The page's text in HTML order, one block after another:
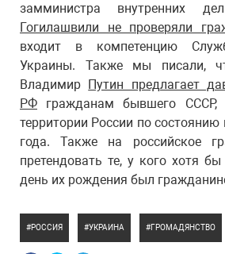
замминистра внутренних
Гогилашвили не проверяли
входит в компетенцию
Украины. Также мы писали,
Владимир Путин предлагает
РФ гражданам бывшего
территории России по
года. Также на российское
претендовать те, у кого хотя
день их рождения был
РОССИЯ УКРАИНА ГРОМАДЯНСТВО